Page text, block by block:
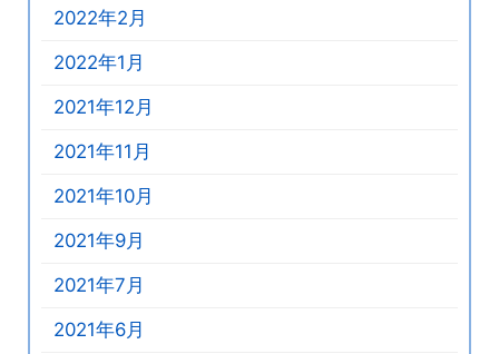
2022年2月
2022年1月
2021年12月
2021年11月
2021年10月
2021年9月
2021年7月
2021年6月